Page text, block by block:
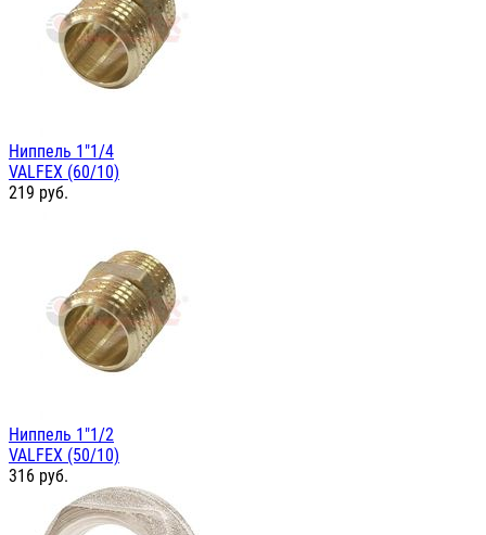
Ниппель 1"1/4
VALFEX (60/10)
219 руб.
Ниппель 1"1/2
VALFEX (50/10)
316 руб.